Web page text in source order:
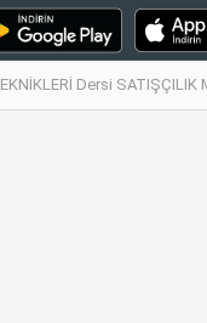
Dersi SATIŞÇILIK